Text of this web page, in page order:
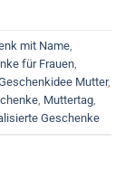
mit Name
für Frauen
Mutter,
Muttertag
Geschenke